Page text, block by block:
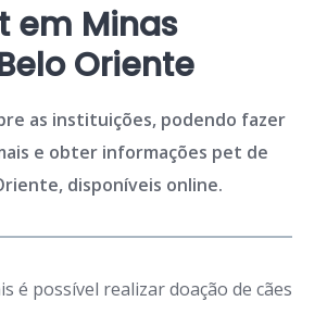
em Minas
Oriente
as instituições, podendo fazer
e obter informações pet de
disponíveis online.
é possível realizar doação de cães